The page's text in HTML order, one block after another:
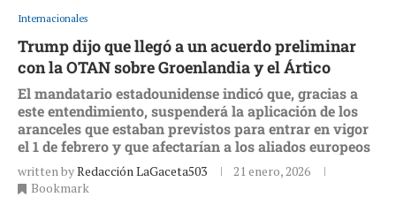
Internacionales
Trump dijo que llegó a un acuerdo preliminar
con la OTAN sobre Groenlandia y el Ártico
El mandatario estadounidense indicó que, gracias a
este entendimiento, suspenderá la aplicación de los
aranceles que estaban previstos para entrar en vigor
el 1 de febrero y que afectarían a los aliados europeos
written byRedacción LaGaceta503
21 enero, 2026
Bookmark